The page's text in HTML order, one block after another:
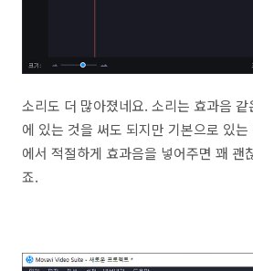
소리도 더 많아졌네요. 소리는 효과음
에 있는 것을 써도 되지만 기본으로 있
에서 적절하게 효과음을 넣어주면 꽤 괜
죠.